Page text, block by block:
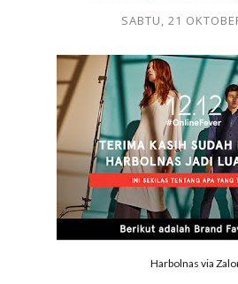
SABTU, 21
Harbolnas via